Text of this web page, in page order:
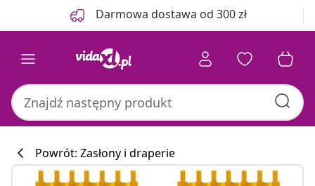
Darmowa dostawa od 300 zł
Powrót: Zasłony i draperie